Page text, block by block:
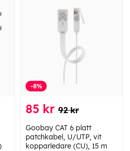
-8%
85 kr 92 kr
Goobay CAT 6 platt
patchkabel, U/UTP, vit
kopparledare (CU), 15 m